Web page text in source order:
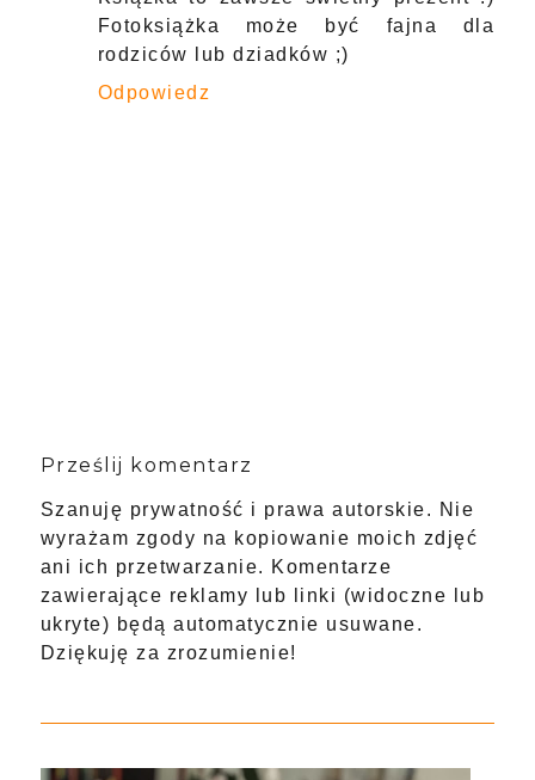
Fotoksiążka może być fajna dla
rodziców lub dziadków ;)
Odpowiedz
Prześlij komentarz
Szanuję prywatność i prawa autorskie. Nie
wyrażam zgody na kopiowanie moich zdjęć
ani ich przetwarzanie. Komentarze
zawierające reklamy lub linki (widoczne lub
ukryte) będą automatycznie usuwane.
Dziękuję za zrozumienie!